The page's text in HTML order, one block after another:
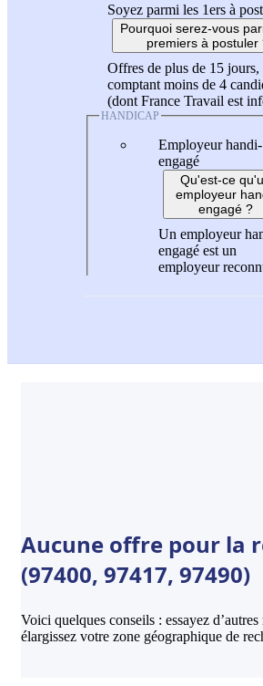
Soyez parmi les 1ers à
Pourquoi serez-vous
premiers à postuler
Offres de plus de 15 jours,
comptant moins de 4
(dont France Travail est
HANDICAP
Employeur handi-
engagé
Qu'est-ce
employeur
engagé ?
Un employeur
engagé est un
employeur
Aucune offre pour la
(97400, 97417, 97490)
Voici quelques conseils : essayez
élargissez votre zone géographique de